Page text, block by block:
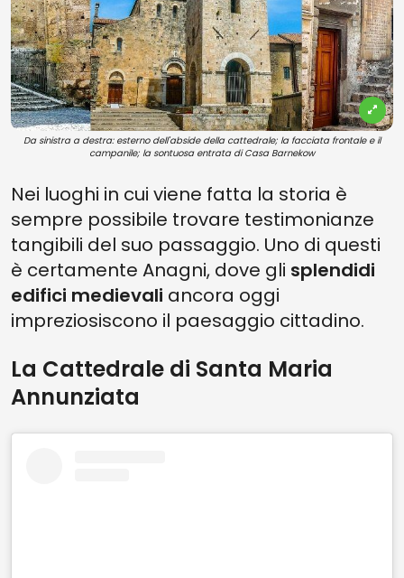
Da sinistra a destra: esterno dell'abside della cattedrale; la facciata frontale e il
campanile; la sontuosa entrata di Casa Barnekow
Nei luoghi in cui viene fatta la storia è
sempre possibile trovare testimonianze
tangibili del suo passaggio. Uno di questi
è certamente Anagni, dove gli splendidi
edifici medievali ancora oggi
impreziosiscono il paesaggio cittadino.
La Cattedrale di Santa Maria
Annunziata